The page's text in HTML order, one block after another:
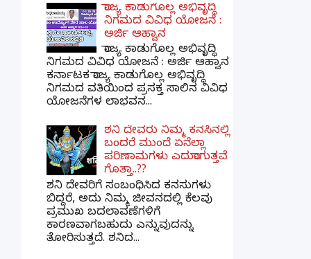
ರಾಜ್ಯ ಕಾಡುಗೊಲ್ಲ ಅಭಿವೃದ್ಧಿ
ನಿಗಮದ ವಿವಿಧ ಯೋಜನೆ :
ಅರ್ಜಿ ಆಹ್ವಾನ
ರಾಜ್ಯ ಕಾಡುಗೊಲ್ಲ ಅಭಿವೃದ್ಧಿ
ನಿಗಮದ ವಿವಿಧ ಯೋಜನೆ : ಅರ್ಜಿ ಆಹ್ವಾನ
ಕರ್ನಾಟಕ ರಾಜ್ಯ ಕಾಡುಗೊಲ್ಲ ಅಭಿವೃದ್ಧಿ
ನಿಗಮದ ವತಿಯಿಂದ ಪ್ರಸಕ್ತ ಸಾಲಿನ ವಿವಿಧ
ಯೋಜನೆಗಳ ಲಾಭವನ...
ಶನಿ ದೇವರು ನಿಮ್ಮ ಕನಸಿನಲ್ಲಿ
ಬಂದರೆ ಮುಂದೆ ಏನೆಲ್ಲಾ
ಪರಿಣಾಮಗಳು ಎದುರಾಗುತ್ತವೆ
ಗೊತ್ತಾ..??
ಶನಿ ದೇವರಿಗೆ ಸಂಬಂಧಿಸಿದ ಕನಸುಗಳು
ಬಿದ್ದರೆ, ಅದು ನಿಮ್ಮ ಜೀವನದಲ್ಲಿ ಕೆಲವು
ಪ್ರಮುಖ ಬದಲಾವಣೆಗಳಿಗೆ
ಕಾರಣವಾಗಬಹುದು ಎನ್ನುವುದನ್ನು
ತೋರಿಸುತ್ತದೆ. ಶನಿದ...